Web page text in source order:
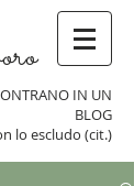
IN UN
BLOG
lo escludo (cit.)